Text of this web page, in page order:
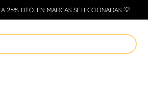
25% DTO. EN MARCAS SELECCIONADAS 💡